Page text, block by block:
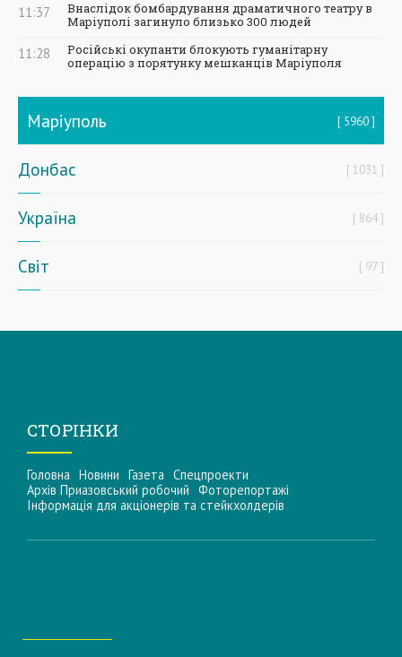
11:37
Внаслідок бомбардування драматичного театру в
Маріуполі загинуло близько 300 людей
11:28
Російські окупанти блокують гуманітарну
операцію з порятунку мешканців Маріуполя
Маріуполь 5960
Донбас 1031
Україна 864
Світ 97
СТОРІНКИ
Головна Новини Газета Спецпроекти
Архів Приазовський робочий Фоторепортажі
Інформацiя для акцiонерiв та стейкхолдерiв